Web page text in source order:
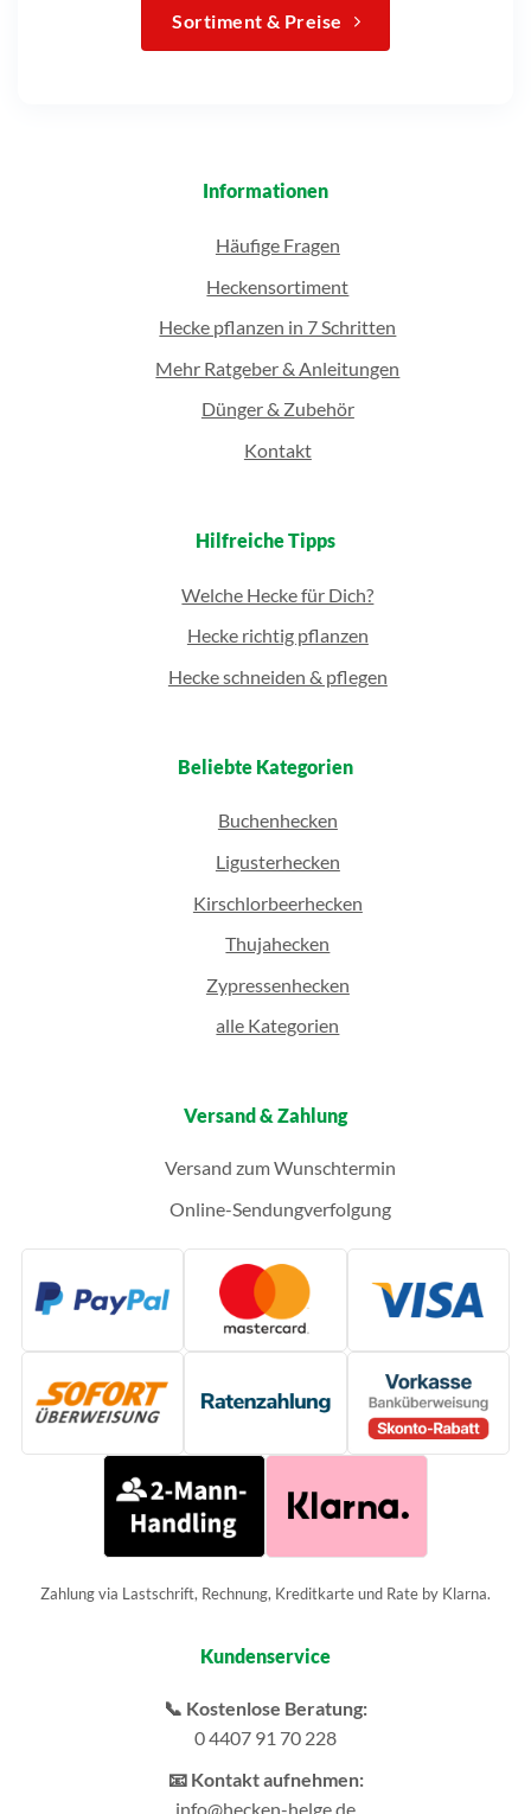
Sortiment & Preise
Informationen
Häufige Fragen
Heckensortiment
Hecke pflanzen in 7 Schritten
Mehr Ratgeber & Anleitungen
Dünger & Zubehör
Kontakt
Hilfreiche Tipps
Welche Hecke für Dich?
Hecke richtig pflanzen
Hecke schneiden & pflegen
Beliebte Kategorien
Buchenhecken
Ligusterhecken
Kirschlorbeerhecken
Thujahecken
Zypressenhecken
alle Kategorien
Versand & Zahlung
Versand zum Wunschtermin
Online-Sendungverfolgung
Zahlung via Lastschrift, Rechnung, Kreditkarte und Rate by Klarna.
Kundenservice
📞 Kostenlose Beratung:
0 4407 91 70 228
📧 Kontakt aufnehmen:
info@hecken-helge.de